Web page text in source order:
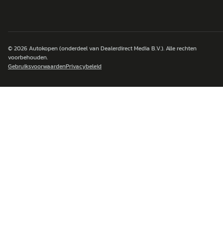
© 2026Autokopen(onderdeel van Dealerdirect Media B.V.). Alle rechten
voorbehouden.
GebruiksvoorwaardenPrivacybeleid